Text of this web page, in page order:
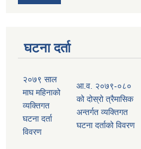
घटना दर्ता
२०७९ साल
माघ महिनाको
व्यक्तिगत
घटना दर्ता
विवरण
आ.व. २०७९-०८०
को दोस्रो त्रैमासिक
अन्तर्गत व्यक्तिगत
घटना दर्ताको विवरण